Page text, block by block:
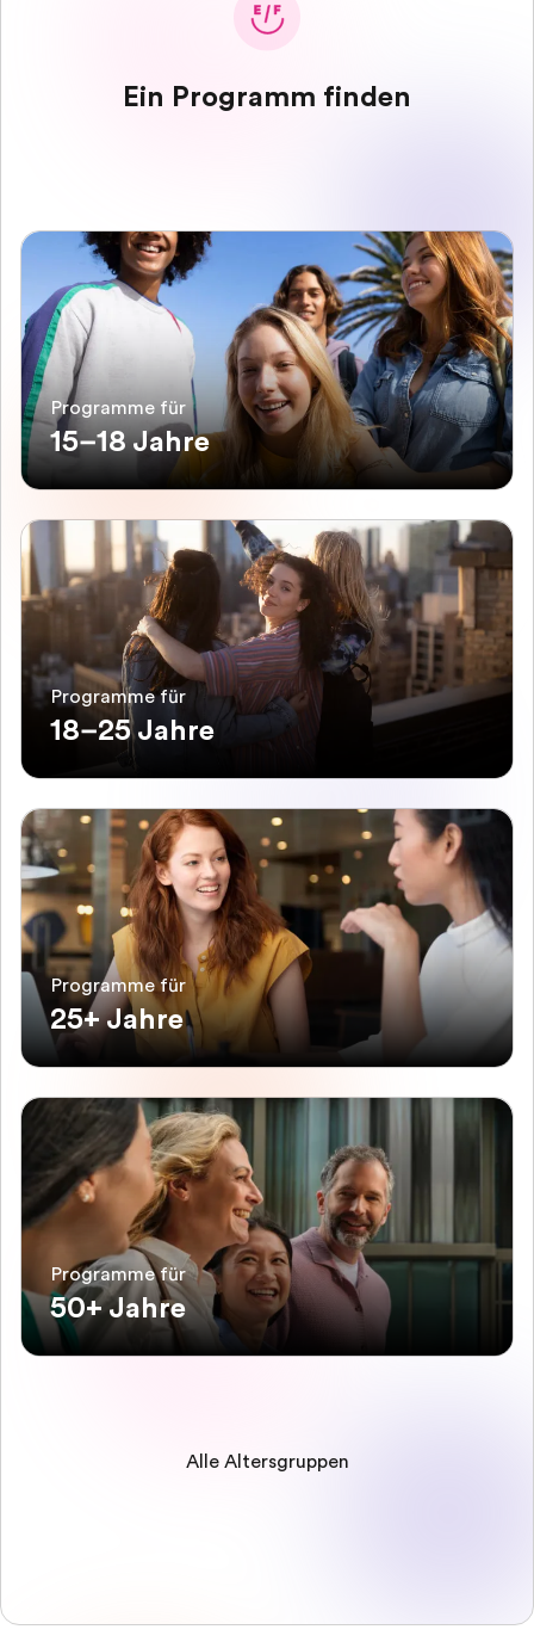
Ein Programm finden
Programme für
15–18 Jahre
Programme für
18–25 Jahre
Programme für
25+ Jahre
Programme für
50+ Jahre
Alle Altersgruppen